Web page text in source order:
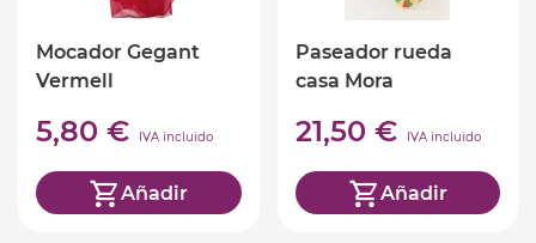
Mocador Gegant
Vermell
5,80 € IVA incluido
Añadir
Paseador rueda
casa Mora
21,50 € IVA incluido
Añadir